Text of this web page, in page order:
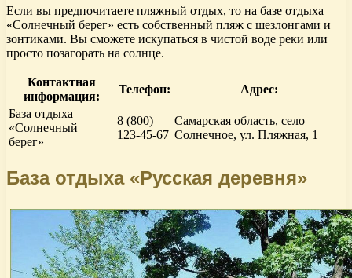
Если вы предпочитаете пляжный отдых, то на базе отдыха
«Солнечный берег» есть собственный пляж с шезлонгами и
зонтиками. Вы сможете искупаться в чистой воде реки или
просто позагорать на солнце.
Контактная
информация:
Телефон:
Адрес:
База отдыха
«Солнечный
берег»
8 (800)
123-45-67
Самарская область, село
Солнечное, ул. Пляжная, 1
База отдыха «Русская деревня»